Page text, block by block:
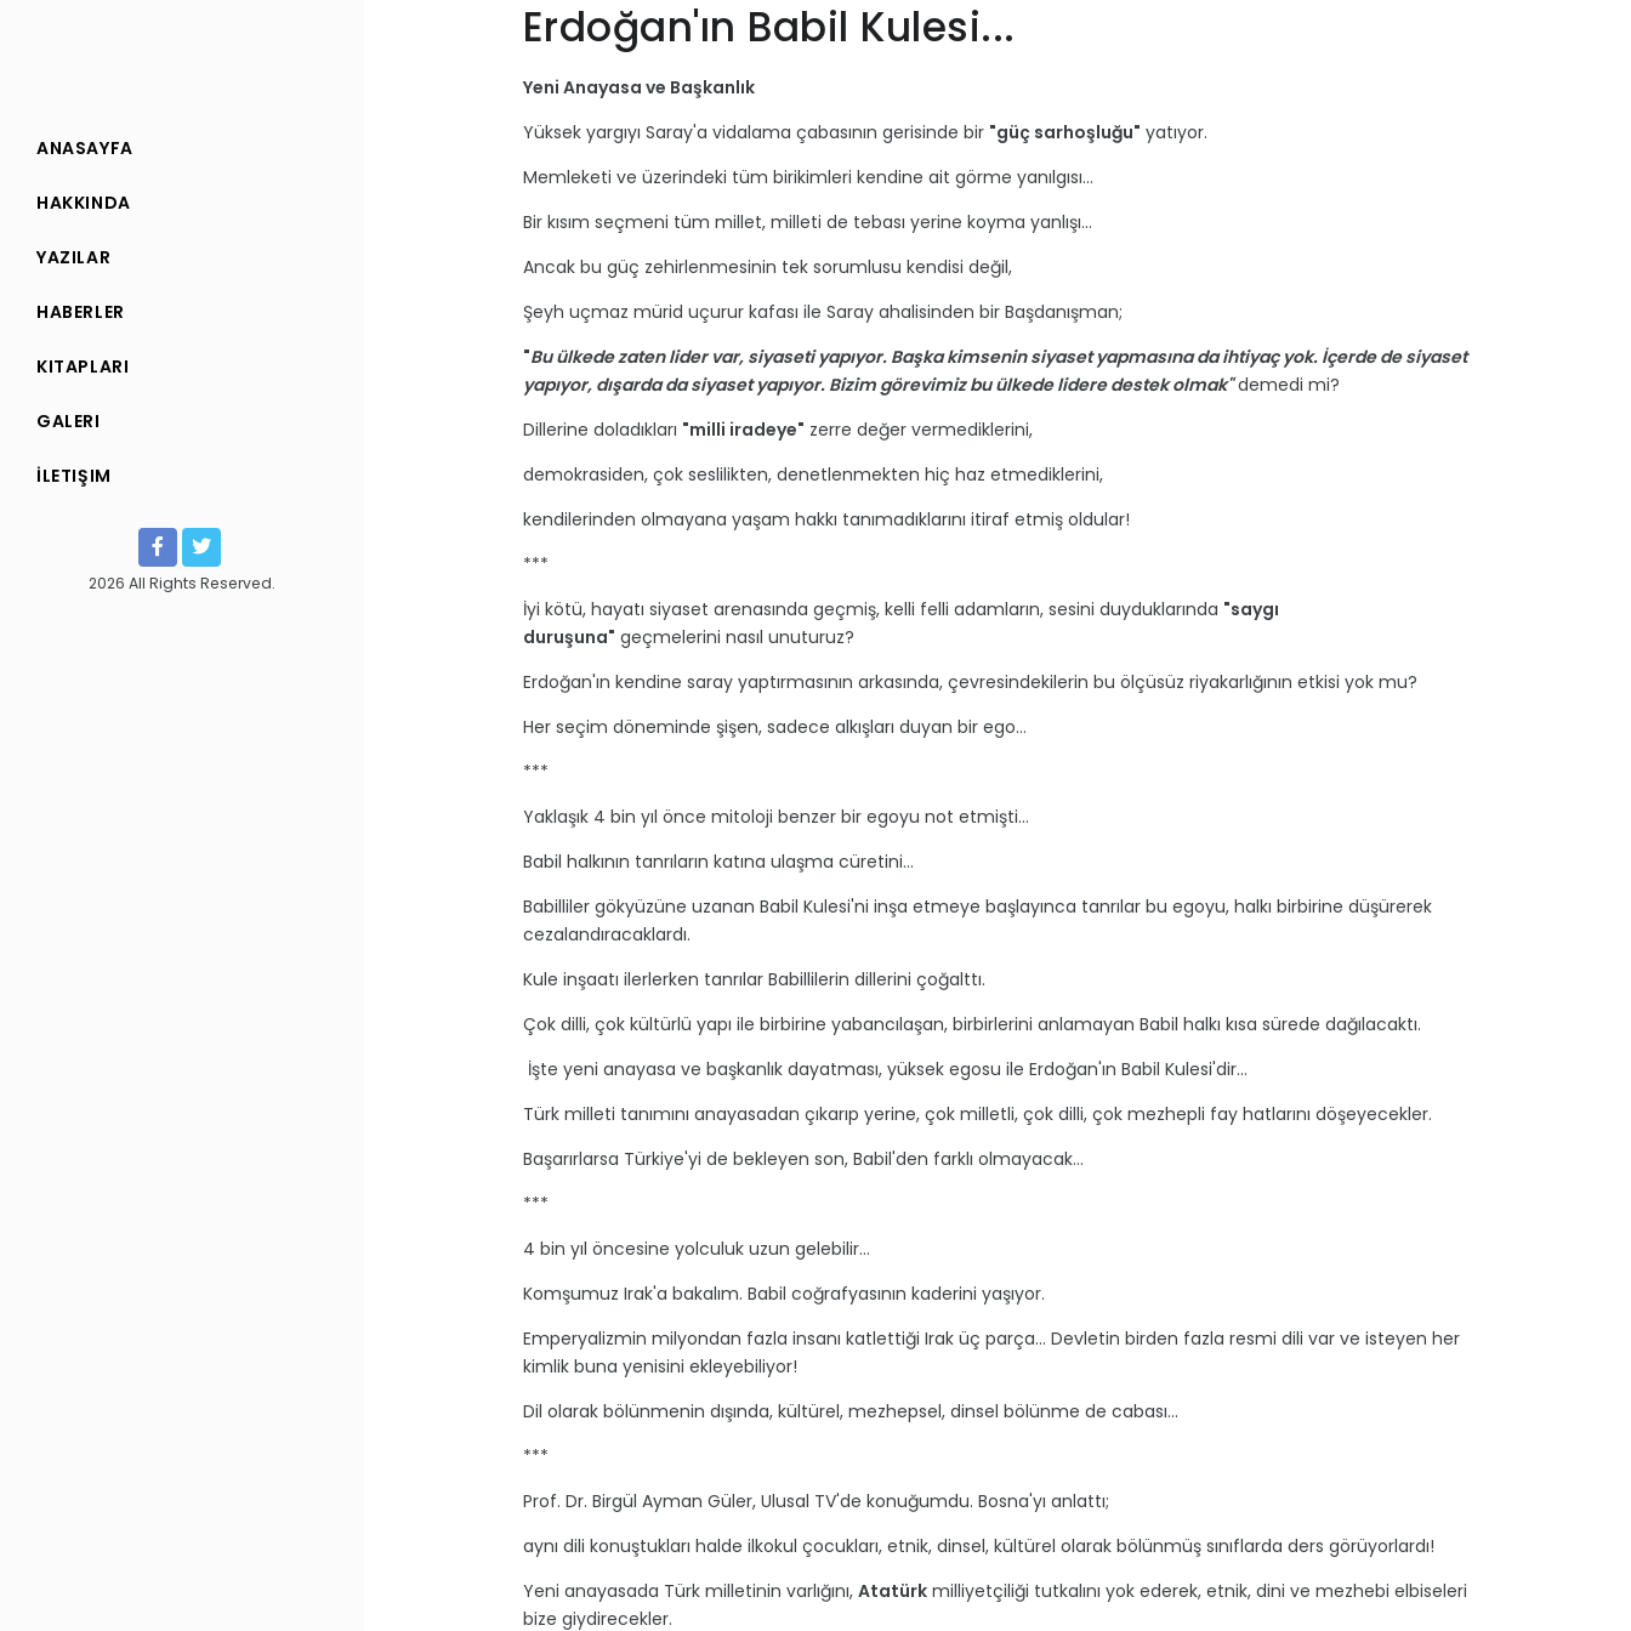
ANASAYFA
HAKKINDA
YAZILAR
HABERLER
KITAPLARI
GALERI
İLETIŞIM
2026 All Rights Reserved.
Erdoğan'ın Babil Kulesi...
Yeni Anayasa ve Başkanlık
Yüksek yargıyı Saray'a vidalama çabasının gerisinde bir "güç sarhoşluğu" yatıyor.
Memleketi ve üzerindeki tüm birikimleri kendine ait görme yanılgısı...
Bir kısım seçmeni tüm millet, milleti de tebası yerine koyma yanlışı...
Ancak bu güç zehirlenmesinin tek sorumlusu kendisi değil,
Şeyh uçmaz mürid uçurur kafası ile Saray ahalisinden bir Başdanışman;
"Bu ülkede zaten lider var, siyaseti yapıyor. Başka kimsenin siyaset yapmasına da ihtiyaç yok. İçerde de siyaset
yapıyor, dışarda da siyaset yapıyor. Bizim görevimiz bu ülkede lidere destek olmak"demedi mi?
Dillerine doladıkları "milli iradeye" zerre değer vermediklerini,
demokrasiden, çok seslilikten, denetlenmekten hiç haz etmediklerini,
kendilerinden olmayana yaşam hakkı tanımadıklarını itiraf etmiş oldular!
***
İyi kötü, hayatı siyaset arenasında geçmiş, kelli felli adamların, sesini duyduklarında "saygı
duruşuna" geçmelerini nasıl unuturuz?
Erdoğan'ın kendine saray yaptırmasının arkasında, çevresindekilerin bu ölçüsüz riyakarlığının etkisi yok mu?
Her seçim döneminde şişen, sadece alkışları duyan bir ego...
***
Yaklaşık 4 bin yıl önce mitoloji benzer bir egoyu not etmişti...
Babil halkının tanrıların katına ulaşma cüretini...
Babilliler gökyüzüne uzanan Babil Kulesi'ni inşa etmeye başlayınca tanrılar bu egoyu, halkı birbirine düşürerek
cezalandıracaklardı.
Kule inşaatı ilerlerken tanrılar Babillilerin dillerini çoğalttı.
Çok dilli, çok kültürlü yapı ile birbirine yabancılaşan, birbirlerini anlamayan Babil halkı kısa sürede dağılacaktı.
İşte yeni anayasa ve başkanlık dayatması, yüksek egosu ile Erdoğan'ın Babil Kulesi'dir...
Türk milleti tanımını anayasadan çıkarıp yerine, çok milletli, çok dilli, çok mezhepli fay hatlarını döşeyecekler.
Başarırlarsa Türkiye'yi de bekleyen son, Babil'den farklı olmayacak...
***
4 bin yıl öncesine yolculuk uzun gelebilir...
Komşumuz Irak'a bakalım. Babil coğrafyasının kaderini yaşıyor.
Emperyalizmin milyondan fazla insanı katlettiği Irak üç parça... Devletin birden fazla resmi dili var ve isteyen her
kimlik buna yenisini ekleyebiliyor!
Dil olarak bölünmenin dışında, kültürel, mezhepsel, dinsel bölünme de cabası...
***
Prof. Dr. Birgül Ayman Güler, Ulusal TV'de konuğumdu. Bosna'yı anlattı;
aynı dili konuştukları halde ilkokul çocukları, etnik, dinsel, kültürel olarak bölünmüş sınıflarda ders görüyorlardı!
Yeni anayasada Türk milletinin varlığını, Atatürkmilliyetçiliği tutkalını yok ederek, etnik, dini ve mezhebi elbiseleri
bize giydirecekler.